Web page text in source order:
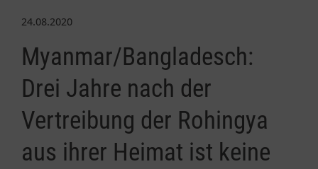
24.08.2020
Myanmar/Bangladesch:
Drei Jahre nach der
Vertreibung der Rohingya
aus ihrer Heimat ist keine